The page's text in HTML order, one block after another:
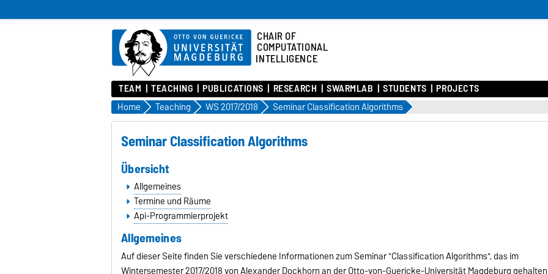
CHAIR OF
COMPUTATIONAL
INTELLIGENCE
TEAM TEACHING PUBLICATIONS RESEARCH SWARMLAB STUDENTS PROJECTS
Home Teaching WS 2017/2018 Seminar Classification Algorithms
Seminar Classification Algorithms
Übersicht
Allgemeines
Termine und Räume
Api-Programmierprojekt
Allgemeines
Auf dieser Seite finden Sie verschiedene Informationen zum Seminar "Classification Algorithms", das im
Wintersemester 2017/2018 von Alexander Dockhorn an der Otto-von-Guericke-Universität Magdeburg gehalten